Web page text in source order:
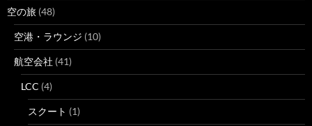
空の旅 (48)
空港・ラウンジ (10)
航空会社 (41)
LCC (4)
スクート (1)